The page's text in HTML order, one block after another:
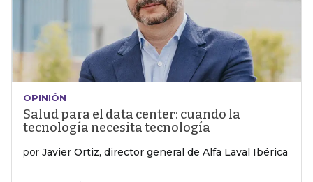
OPINIÓN
Salud para el data center: cuando la
tecnología necesita tecnología
por Javier Ortiz, director general de Alfa Laval Ibérica